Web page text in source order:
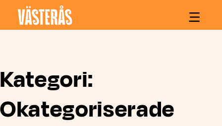
Kategori:
Okategoriserade